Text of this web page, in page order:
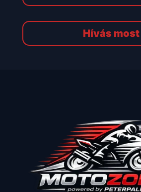
Hívás most